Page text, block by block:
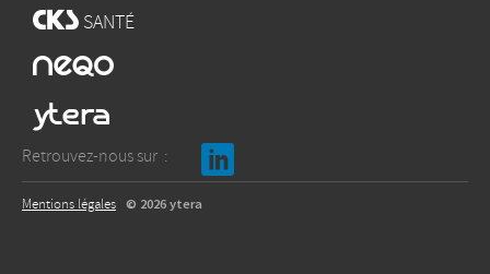
w SANTÉ
x
Retrouvez-nous sur : b
Mentions légales © 2026 ytera